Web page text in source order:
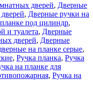
дверей, Дверные
, Дверные ручки на
под цилиндр,
и туалета, Дверные
дверей, Дверные
на планке серые,
, Ручка планка, Ручка
на планке для
, Ручка на